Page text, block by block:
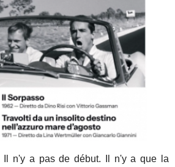
n'y a pas de début. Il n'y a que la